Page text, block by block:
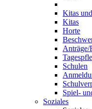
Kitas
Kitas
Horte
Schulen
Spiel-
Soziales